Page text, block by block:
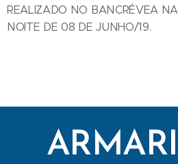
REALIZADO NO BANCRÉVEA NA
NOITE DE 08 DE JUNHO/19.